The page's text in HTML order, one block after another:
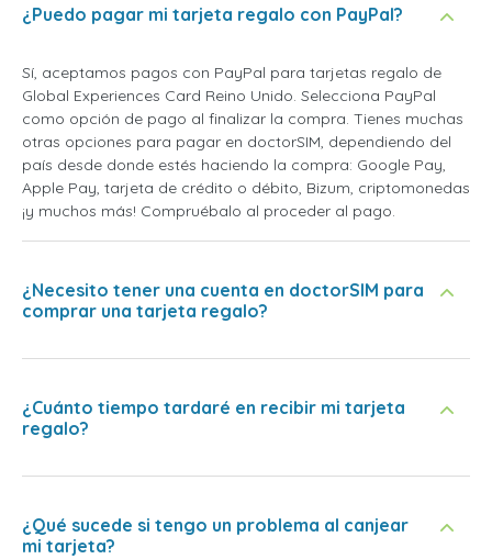
¿Puedo pagar mi tarjeta regalo con PayPal?
Sí, aceptamos pagos con PayPal para tarjetas regalo de
Global Experiences Card Reino Unido. Selecciona PayPal
como opción de pago al finalizar la compra. Tienes muchas
otras opciones para pagar en doctorSIM, dependiendo del
país desde donde estés haciendo la compra: Google Pay,
Apple Pay, tarjeta de crédito o débito, Bizum, criptomonedas
¡y muchos más! Compruébalo al proceder al pago.
¿Necesito tener una cuenta en doctorSIM para
comprar una tarjeta regalo?
¿Cuánto tiempo tardaré en recibir mi tarjeta
regalo?
¿Qué sucede si tengo un problema al canjear
mi tarjeta?